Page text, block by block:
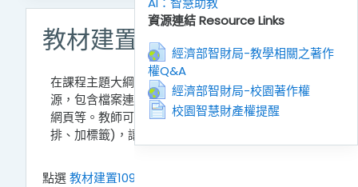
教材建置
在課程主題大綱區，Moodle可放置多種教材資
源，包含檔案連結、參考網址、資料夾以及HTML
網頁等。教師可依需求編排教材架構(例如：縮
排、加標籤)，讓每週課程配置更加活潑。
點選教材建置1090114.pdf
資源連結 Resource Links
經濟部智財局-教學相關之著作
權Q&A
經濟部智財局-校園著作權
校園智慧財產權提醒